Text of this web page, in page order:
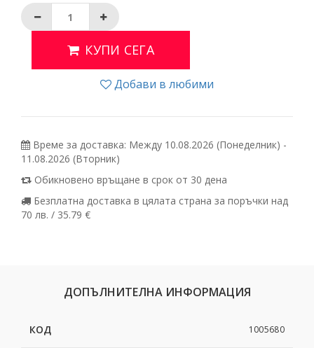
КУПИ СЕГА
Добави в любими
Време за доставка: Между 10.08.2026 (Понеделник) -
11.08.2026 (Вторник)
Обикновено връщане в срок от 30 дена
Безплатна доставка в цялата страна за поръчки над
70 лв. / 35.79 €
ДОПЪЛНИТЕЛНА ИНФОРМАЦИЯ
КОД 1005680